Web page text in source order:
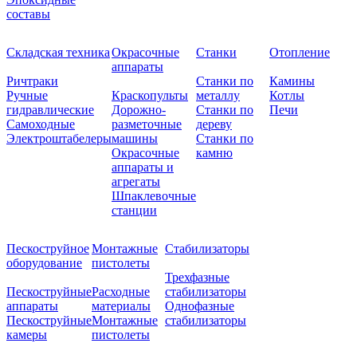
составы
Складская техника
Ричтраки
Ручные
гидравлические
Самоходные
Электроштабелеры
Окрасочные
аппараты
Краскопульты
Дорожно-
разметочные
машины
Окрасочные
аппараты и
агрегаты
Шпаклевочные
станции
Станки
Станки по
металлу
Станки по
дереву
Станки по
камню
Отопление
Камины
Котлы
Печи
Пескоструйное
оборудование
Пескоструйные
аппараты
Пескоструйные
камеры
Монтажные
пистолеты
Расходные
материалы
Монтажные
пистолеты
Стабилизаторы
Трехфазные
стабилизаторы
Однофазные
стабилизаторы